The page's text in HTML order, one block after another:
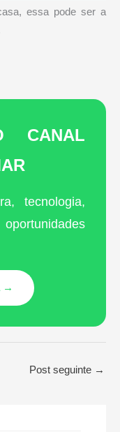
essa pode ser a
tecnologia,
→
Post seguinte →